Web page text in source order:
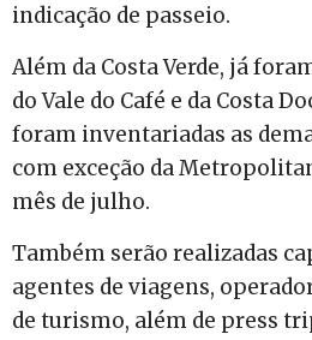
indicação de passeio.
Além da Costa Verde, já
do Vale do Café e da Costa
foram inventariadas as
com exceção da
mês de julho.
Também serão realizadas
agentes de viagens,
de turismo, além de press